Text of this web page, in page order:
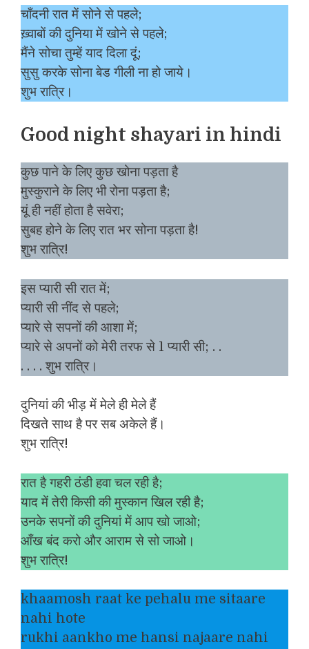
चाँदनी रात में सोने से पहले;
ख़्वाबों की दुनिया में खोने से पहले;
मैंने सोचा तुम्हें याद दिला दूं;
सुसु करके सोना बेड गीली ना हो जाये।
शुभ रात्रि।
Good night shayari in hindi
कुछ पाने के लिए कुछ खोना पड़ता है
मुस्कुराने के लिए भी रोना पड़ता है;
यूं ही नहीं होता है सवेरा;
सुबह होने के लिए रात भर सोना पड़ता है!
शुभ रात्रि!
इस प्यारी सी रात में;
प्यारी सी नींद से पहले;
प्यारे से सपनों की आशा में;
प्यारे से अपनों को मेरी तरफ से 1 प्यारी सी; . .
. . . . शुभ रात्रि।
दुनियां की भीड़ में मेले ही मेले हैं
दिखते साथ है पर सब अकेले हैं।
शुभ रात्रि!
रात है गहरी ठंडी हवा चल रही है;
याद में तेरी किसी की मुस्कान खिल रही है;
उनके सपनों की दुनियां में आप खो जाओ;
आँख बंद करो और आराम से सो जाओ।
शुभ रात्रि!
khaamosh raat ke pehalu me sitaare
nahi hote
rukhi aankho me hansi najaare nahi